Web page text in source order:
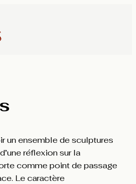
un ensemble de sculptures
réflexion sur la
comme point de passage
Le caractère